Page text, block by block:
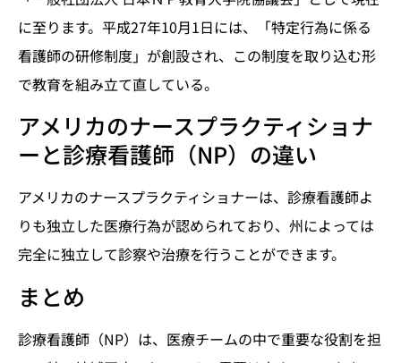
に至ります。平成27年10月1日には、「特定行為に係る
看護師の研修制度」が創設され、この制度を取り込む形
で教育を組み立て直している。
アメリカのナースプラクティショナ
ーと診療看護師（NP）の違い
アメリカのナースプラクティショナーは、診療看護師よ
りも独立した医療行為が認められており、州によっては
完全に独立して診察や治療を行うことができます。
まとめ
診療看護師（NP）は、医療チームの中で重要な役割を担